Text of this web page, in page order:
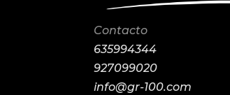
Contacto
635994344
927099020
info@gr-100.com